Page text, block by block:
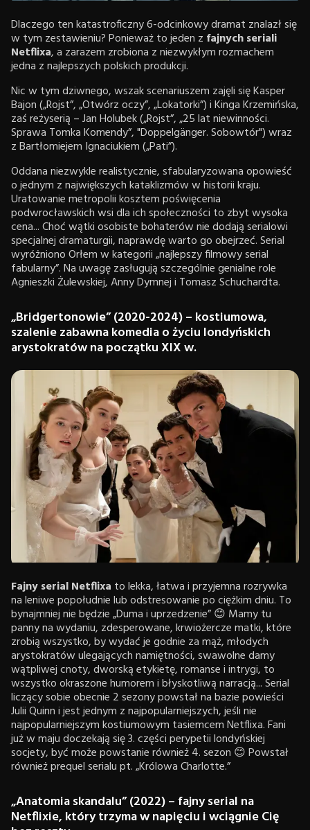
Dlaczego ten katastroficzny 6-odcinkowy dramat znalazł się
w tym zestawieniu? Ponieważ to jeden z fajnych seriali
Netflixa, a zarazem zrobiona z niezwykłym rozmachem
jedna z najlepszych polskich produkcji.
Nic w tym dziwnego, wszak scenariuszem zajęli się Kasper
Bajon („Rojst”, „Otwórz oczy”, „Lokatorki”) i Kinga Krzemińska,
zaś reżyserią – Jan Holubek („Rojst”, „25 lat niewinności.
Sprawa Tomka Komendy”, "Doppelgänger. Sobowtór") wraz
z Bartłomiejem Ignaciukiem („Pati”).
Oddana niezwykle realistycznie, sfabularyzowana opowieść
o jednym z największych kataklizmów w historii kraju.
Uratowanie metropolii kosztem poświęcenia
podwrocławskich wsi dla ich społeczności to zbyt wysoka
cena... Choć wątki osobiste bohaterów nie dodają serialowi
specjalnej dramaturgii, naprawdę warto go obejrzeć. Serial
wyróżniono Orłem w kategorii „najlepszy filmowy serial
fabularny”. Na uwagę zasługują szczególnie genialne role
Agnieszki Żulewskiej, Anny Dymnej i Tomasz Schuchardta.
„Bridgertonowie” (2020-2024) – kostiumowa,
szalenie zabawna komedia o życiu londyńskich
arystokratów na początku XIX w.
Fajny serial Netflixa to lekka, łatwa i przyjemna rozrywka
na leniwe popołudnie lub odstresowanie po ciężkim dniu. To
bynajmniej nie będzie „Duma i uprzedzenie” 😊 Mamy tu
panny na wydaniu, zdesperowane, krwiożercze matki, które
zrobią wszystko, by wydać je godnie za mąż, młodych
arystokratów ulegających namiętności, swawolne damy
wątpliwej cnoty, dworską etykietę, romanse i intrygi, to
wszystko okraszone humorem i błyskotliwą narracją... Serial
liczący sobie obecnie 2 sezony powstał na bazie powieści
Julii Quinn i jest jednym z najpopularniejszych, jeśli nie
najpopularniejszym kostiumowym tasiemcem Netflixa. Fani
już w maju doczekają się 3. części perypetii londyńskiej
socjety, być może powstanie również 4. sezon 😊 Powstał
również prequel serialu pt. „Królowa Charlotte.”
„Anatomia skandalu” (2022) – fajny serial na
Netflixie, który trzyma w napięciu i wciągnie Cię